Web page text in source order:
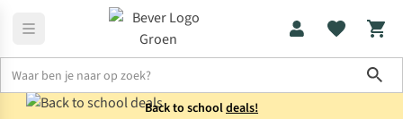
Back to schooldeals!